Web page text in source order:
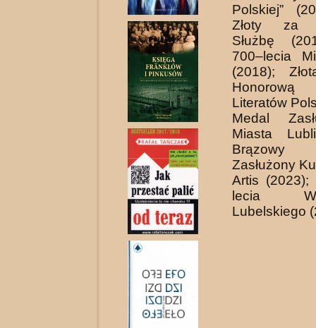
Polskiej”
Złoty za
Służbę
700–lecia
(2018);
Literatów
Medal
Miasta
Zasłużony
Artis (2023);
lecia
Lubelskiego